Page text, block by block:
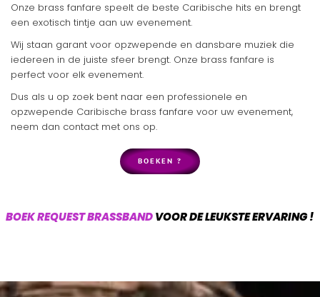
Onze brass fanfare speelt de beste Caribische hits en brengt
een exotisch tintje aan uw evenement.
Wij staan garant voor opzwepende en dansbare muziek die
iedereen in de juiste sfeer brengt. Onze brass fanfare is
perfect voor elk evenement.
Dus als u op zoek bent naar een professionele en
opzwepende Caribische brass fanfare voor uw evenement,
neem dan contact met ons op.
BOEKEN ?
BOEK REQUEST BRASSBAND VOOR DE LEUKSTE ERVARING !